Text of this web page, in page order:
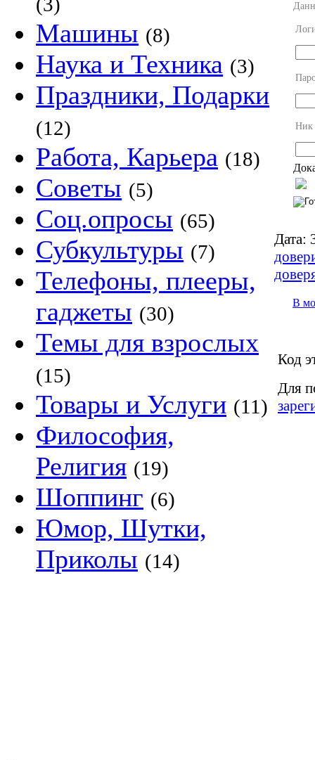
Машины (8)
Наука и Техника (3)
Праздники, Подарки
(12)
Работа, Карьера (18)
Советы (5)
Соц.опросы (65)
Субкультуры (7)
Телефоны, плееры,
гаджеты (30)
Темы для взрослых
(15)
Товары и Услуги (11)
Философия,
Религия (19)
Шоппинг (6)
Юмор, Шутки,
Приколы (14)
Ник
Дата:
В
Код
Для